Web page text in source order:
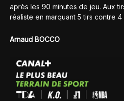
après les 90 minutes de jeu. Aux
réaliste en marquant 5 tirs contre
Arnaud BOCCO